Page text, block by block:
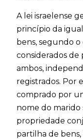
A lei israelense
princípio da
bens, segundo o
considerados
ambos,
registrados. Por
comprado por
nome do marido
propriedade
partilha de bens,